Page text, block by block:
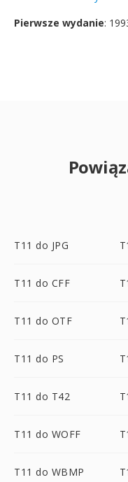
Pierwsze wydanie:
T11 do JPG
T11 do CFF
T11 do OTF
T11 do PS
T11 do T42
T11 do WOFF
T11 do WBMP